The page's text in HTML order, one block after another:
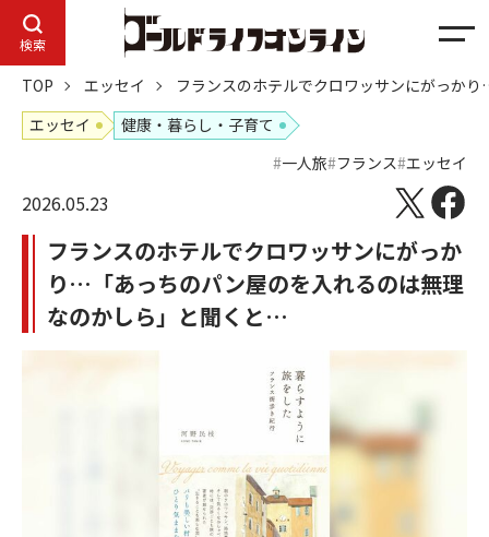
検索
メ
ニ
ュ
TOP エッセイ
フランスのホテルでクロワッサンにがっか
エッセイ
健康・暮らし・子育て
一人旅 フランス エッセイ
2026.05.23
フランスのホテルでクロワッサンにがっか
り…「あっちのパン屋のを入れるのは無理
なのかしら」と聞くと…